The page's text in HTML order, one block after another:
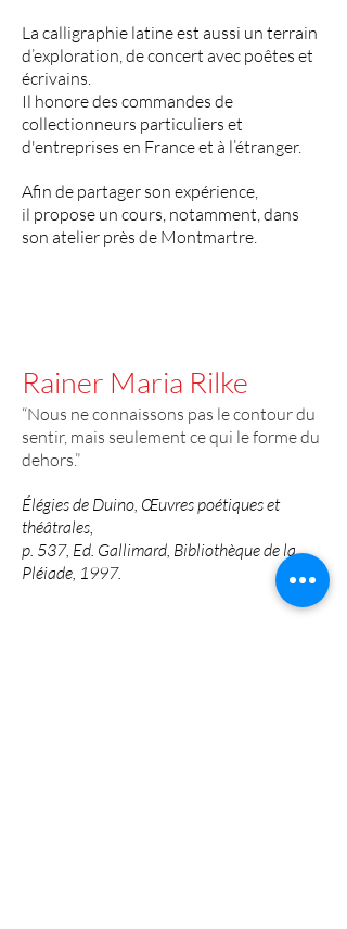
La calligraphie latine est aussi un terrain
d’exploration, de concert avec poêtes et
écrivains.
Il honore des commandes de
collectionneurs particuliers et
d'entreprises en France et à l’étranger.
Afin de partager son expérience,
il propose un cours, notamment, dans
son atelier près de Montmartre.
Rainer Maria Rilke
“Nous ne connaissons pas le contour du
sentir, mais seulement ce qui le forme du
dehors.”
Élégies de Duino, Œuvres poétiques et
théâtrales,
p. 537, Ed. Gallimard, Bibliothèque de la
Pléiade, 1997.